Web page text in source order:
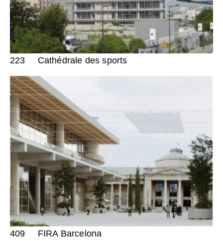
223 Cathédrale des sports
409 FIRA Barcelona